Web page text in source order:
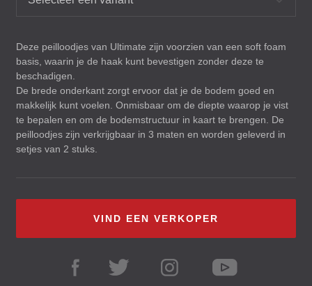
Deze peilloodjes van Ultimate zijn voorzien van een soft foam
basis, waarin je de haak kunt bevestigen zonder deze te
beschadigen.
De brede onderkant zorgt ervoor dat je de bodem goed en
makkelijk kunt voelen. Onmisbaar om de diepte waarop je vist
te bepalen en om de bodemstructuur in kaart te brengen. De
peilloodjes zijn verkrijgbaar in 3 maten en worden geleverd in
setjes van 2 stuks.
VIND EEN VERKOPER